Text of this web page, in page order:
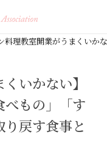
料理教室開業がうまくい
いかない】
もの」「す
戻す食事と